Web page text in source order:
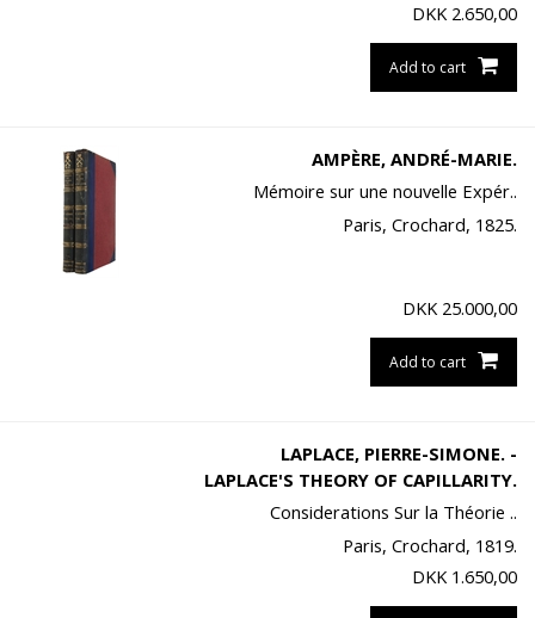
DKK 2.650,00
Add to cart
AMPÈRE, ANDRÉ-MARIE.
Mémoire sur une nouvelle Expér..
Paris, Crochard, 1825.
DKK 25.000,00
Add to cart
LAPLACE, PIERRE-SIMONE. -
LAPLACE'S THEORY OF CAPILLARITY.
Considerations Sur la Théorie ..
Paris, Crochard, 1819.
DKK 1.650,00